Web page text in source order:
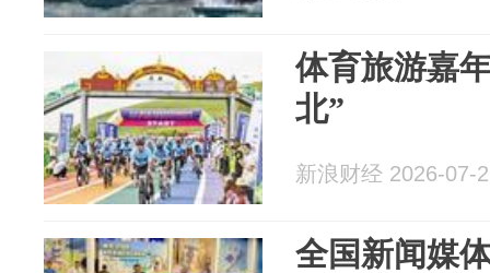
体育旅游嘉
北”
新浪财经 2026-07-
全国新闻媒